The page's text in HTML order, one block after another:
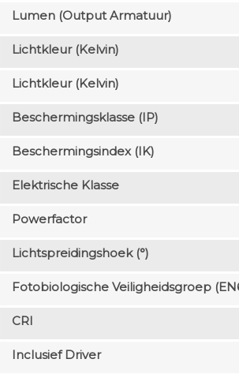
Lumen (output Armatuur)
Lichtkleur (Kelvin)
Lichtkleur (Kelvin)
Beschermingsklasse (IP)
Beschermingsindex (IK)
Elektrische Klasse
Powerfactor
Lichtspreidingshoek (°)
Fotobiologische Veiligheidsgroep
CRI
Inclusief Driver